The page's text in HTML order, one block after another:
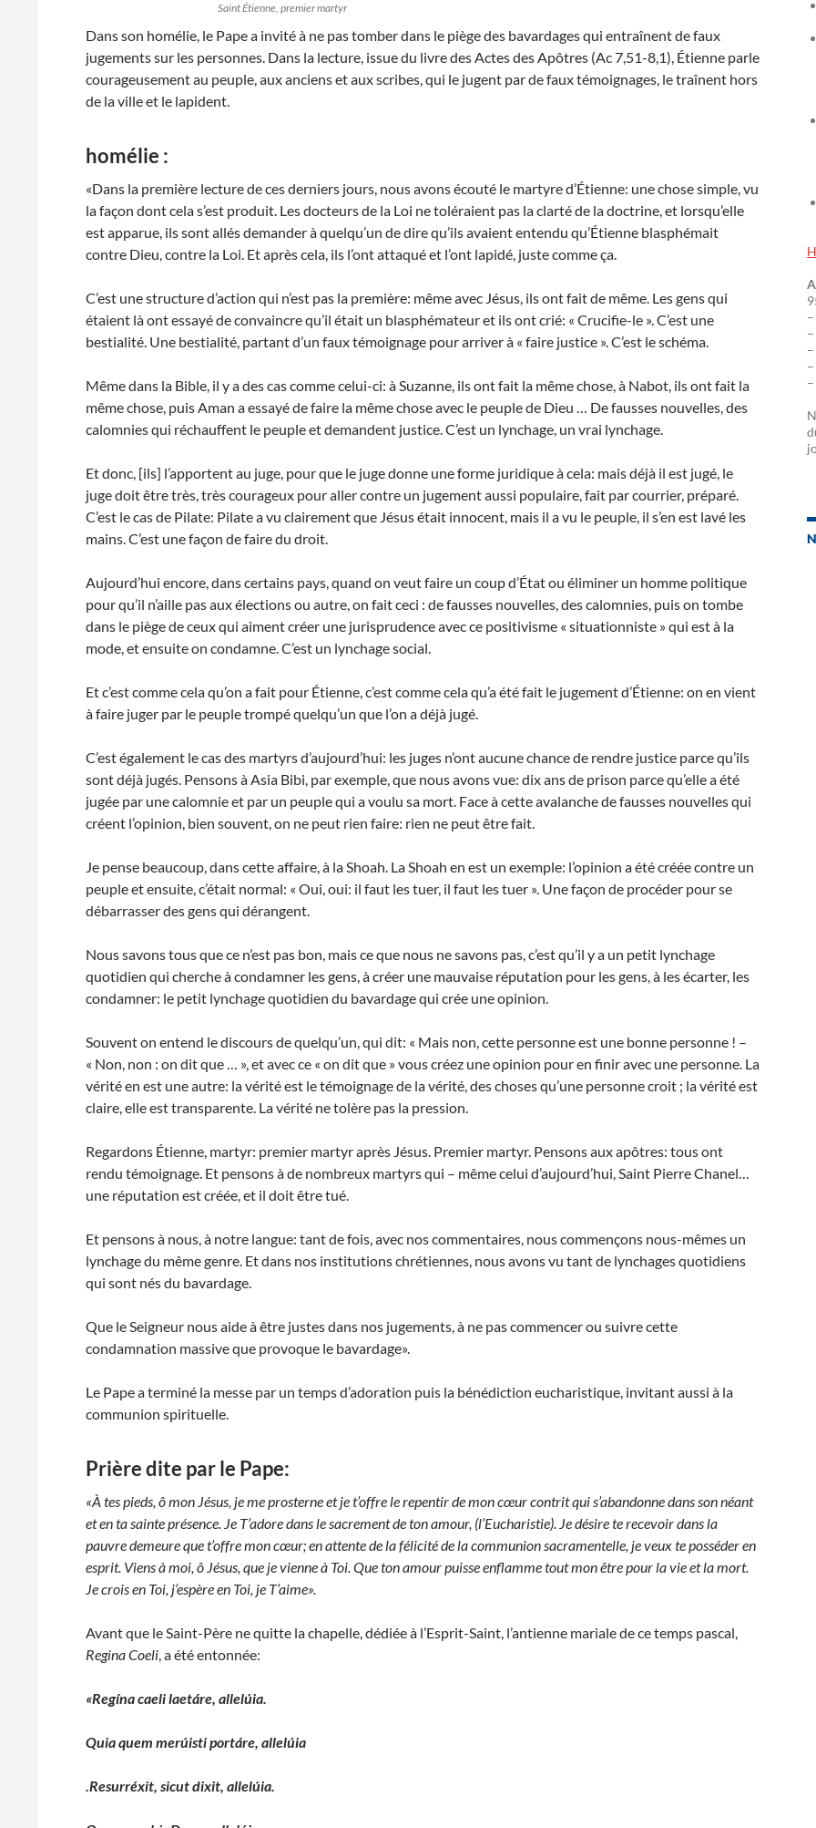
Saint Étienne, premier martyr
Dans son homélie, le Pape a invité à ne pas tomber dans le piège des bavardages qui entraînent de faux
jugements sur les personnes. Dans la lecture, issue du livre des Actes des Apôtres (Ac 7,51-8,1), Étienne parle
courageusement au peuple, aux anciens et aux scribes, qui le jugent par de faux témoignages, le traînent hors
de la ville et le lapident.
homélie :
«Dans la première lecture de ces derniers jours, nous avons écouté le martyre d’Étienne: une chose simple, vu
la façon dont cela s’est produit. Les docteurs de la Loi ne toléraient pas la clarté de la doctrine, et lorsqu’elle
est apparue, ils sont allés demander à quelqu’un de dire qu’ils avaient entendu qu’Étienne blasphémait
contre Dieu, contre la Loi. Et après cela, ils l’ont attaqué et l’ont lapidé, juste comme ça.
C’est une structure d’action qui n’est pas la première: même avec Jésus, ils ont fait de même. Les gens qui
étaient là ont essayé de convaincre qu’il était un blasphémateur et ils ont crié: « Crucifie-le ». C’est une
bestialité. Une bestialité, partant d’un faux témoignage pour arriver à « faire justice ». C’est le schéma.
Même dans la Bible, il y a des cas comme celui-ci: à Suzanne, ils ont fait la même chose, à Nabot, ils ont fait la
même chose, puis Aman a essayé de faire la même chose avec le peuple de Dieu … De fausses nouvelles, des
calomnies qui réchauffent le peuple et demandent justice. C’est un lynchage, un vrai lynchage.
Et donc, [ils] l’apportent au juge, pour que le juge donne une forme juridique à cela: mais déjà il est jugé, le
juge doit être très, très courageux pour aller contre un jugement aussi populaire, fait par courrier, préparé.
C’est le cas de Pilate: Pilate a vu clairement que Jésus était innocent, mais il a vu le peuple, il s’en est lavé les
mains. C’est une façon de faire du droit.
Aujourd’hui encore, dans certains pays, quand on veut faire un coup d’État ou éliminer un homme politique
pour qu’il n’aille pas aux élections ou autre, on fait ceci : de fausses nouvelles, des calomnies, puis on tombe
dans le piège de ceux qui aiment créer une jurisprudence avec ce positivisme « situationniste » qui est à la
mode, et ensuite on condamne. C’est un lynchage social.
Et c’est comme cela qu’on a fait pour Étienne, c’est comme cela qu’a été fait le jugement d’Étienne: on en vient
à faire juger par le peuple trompé quelqu’un que l’on a déjà jugé.
C’est également le cas des martyrs d’aujourd’hui: les juges n’ont aucune chance de rendre justice parce qu’ils
sont déjà jugés. Pensons à Asia Bibi, par exemple, que nous avons vue: dix ans de prison parce qu’elle a été
jugée par une calomnie et par un peuple qui a voulu sa mort. Face à cette avalanche de fausses nouvelles qui
créent l’opinion, bien souvent, on ne peut rien faire: rien ne peut être fait.
Je pense beaucoup, dans cette affaire, à la Shoah. La Shoah en est un exemple: l’opinion a été créée contre un
peuple et ensuite, c’était normal: « Oui, oui: il faut les tuer, il faut les tuer ». Une façon de procéder pour se
débarrasser des gens qui dérangent.
Nous savons tous que ce n’est pas bon, mais ce que nous ne savons pas, c’est qu’il y a un petit lynchage
quotidien qui cherche à condamner les gens, à créer une mauvaise réputation pour les gens, à les écarter, les
condamner: le petit lynchage quotidien du bavardage qui crée une opinion.
Souvent on entend le discours de quelqu’un, qui dit: « Mais non, cette personne est une bonne personne ! –
« Non, non : on dit que … », et avec ce « on dit que » vous créez une opinion pour en finir avec une personne. La
vérité en est une autre: la vérité est le témoignage de la vérité, des choses qu’une personne croit ; la vérité est
claire, elle est transparente. La vérité ne tolère pas la pression.
Regardons Étienne, martyr: premier martyr après Jésus. Premier martyr. Pensons aux apôtres: tous ont
rendu témoignage. Et pensons à de nombreux martyrs qui – même celui d’aujourd’hui, Saint Pierre Chanel…
une réputation est créée, et il doit être tué.
Et pensons à nous, à notre langue: tant de fois, avec nos commentaires, nous commençons nous-mêmes un
lynchage du même genre. Et dans nos institutions chrétiennes, nous avons vu tant de lynchages quotidiens
qui sont nés du bavardage.
Que le Seigneur nous aide à être justes dans nos jugements, à ne pas commencer ou suivre cette
condamnation massive que provoque le bavardage».
Le Pape a terminé la messe par un temps d’adoration puis la bénédiction eucharistique, invitant aussi à la
communion spirituelle.
Prière dite par le Pape:
«À tes pieds, ô mon Jésus, je me prosterne et je t’offre le repentir de mon cœur contrit qui s’abandonne dans son néant
et en ta sainte présence. Je T’adore dans le sacrement de ton amour, (l’Eucharistie). Je désire te recevoir dans la
pauvre demeure que t’offre mon cœur; en attente de la félicité de la communion sacramentelle, je veux te posséder en
esprit. Viens à moi, ô Jésus, que je vienne à Toi. Que ton amour puisse enflamme tout mon être pour la vie et la mort.
Je crois en Toi, j’espère en Toi, je T’aime».
Avant que le Saint-Père ne quitte la chapelle, dédiée à l’Esprit-Saint, l’antienne mariale de ce temps pascal,
Regina Coeli, a été entonnée:
«Regína caeli laetáre, allelúia.
Quia quem merúisti portáre, allelúia
.Resurréxit, sicut dixit, allelúia.